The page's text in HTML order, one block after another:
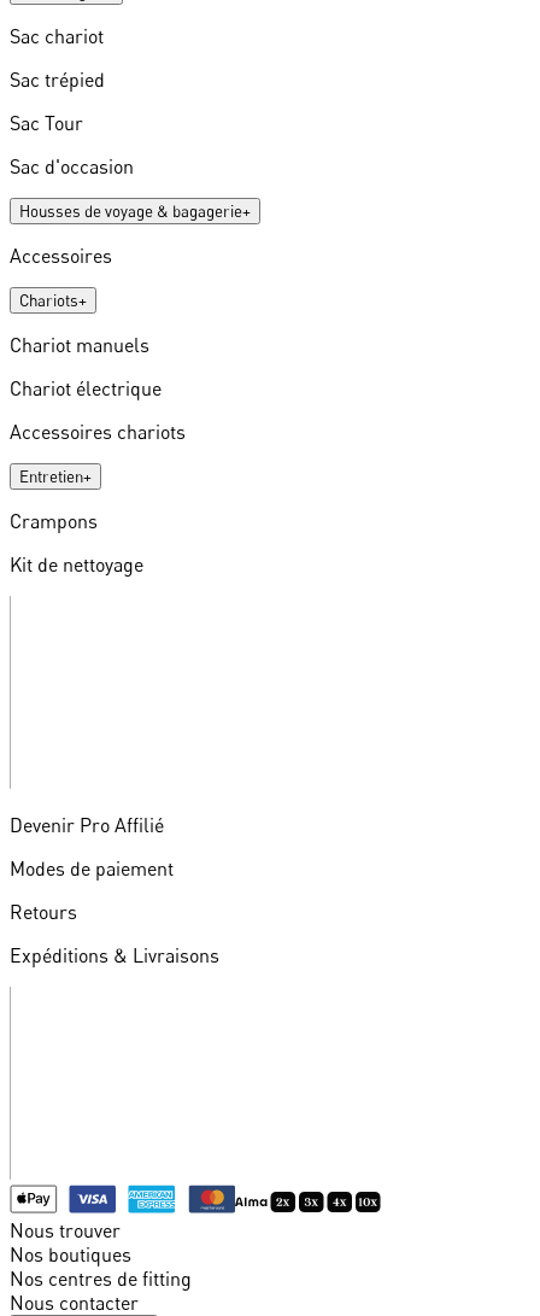
Sac chariot
Sac trépied
Sac Tour
Sac d'occasion
Housses de voyage & bagagerie+
Accessoires
Chariots+
Chariot manuels
Chariot électrique
Accessoires chariots
Entretien+
Crampons
Kit de nettoyage
Devenir Pro Affilié
Modes de paiement
Retours
Expéditions & Livraisons
Nous trouver
Nos boutiques
Nos centres de fitting
Nous contacter